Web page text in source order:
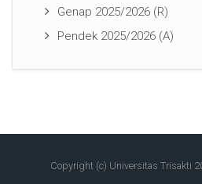
Genap 2025/2026 (R)
Pendek 2025/2026 (A)
Copyright (c) Universitas Trisakti